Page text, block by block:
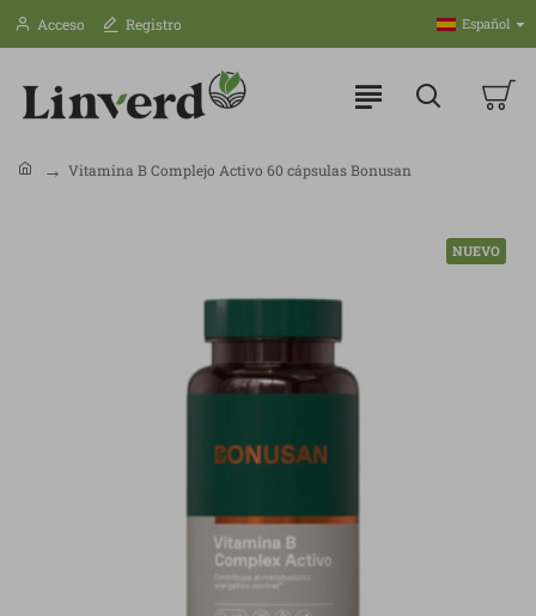
Acceso Registro Español
Vitamina B Complejo Activo 60 cápsulas Bonusan
NUEVO